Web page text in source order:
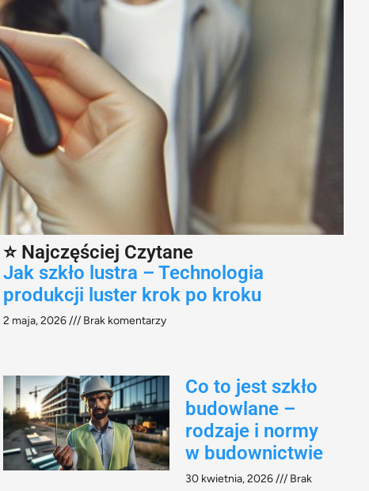
⭐ Najczęściej Czytane
Jak szkło lustra – Technologia
produkcji luster krok po kroku
2 maja, 2026 Brak komentarzy
Co to jest szkło
budowlane –
rodzaje i normy
w budownictwie
30 kwietnia, 2026
Brak